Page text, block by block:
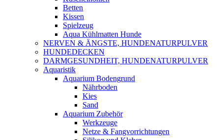
Betten
Kissen
Spielzeug
Aqua Kühlmatten Hunde
NERVEN & ÄNGSTE, HUNDENATURPULVER
HUNDEDECKEN
DARMGESUNDHEIT, HUNDENATURPULVER
Aquaristik
Aquarium Bodengrund
Nährboden
Kies
Sand
Aquarium Zubehör
Werkzeuge
Netze & Fangvorrichtungen